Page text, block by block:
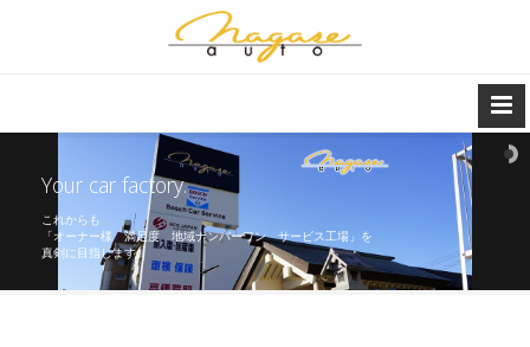
Your car factory.
これからも
「オーナー様 満足度 地域ナンバーワン サービス工場」を
真剣に目指します。